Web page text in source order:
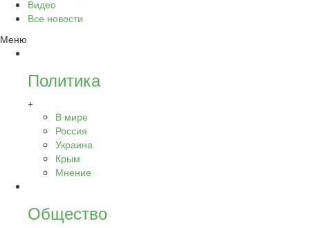
Видео
Все новости
Меню
Политика
+
В мире
Россия
Украина
Крым
Мнение
Общество